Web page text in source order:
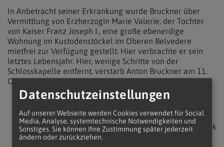
In Anbetracht seiner Erkrankung wurde Bruckner über
Vermittlung von Erzherzogin Marie Valerie, der Tochter
von Kaiser Franz Joseph I., eine große ebenerdige
Wohnung im Kustodenstöckel im Oberen Belvedere
mietfrei zur Verfügung gestellt. Hier verbrachte er sein
letztes Lebensjahr. Hier, wenige Schritte von der
Schlosskapelle entfernt, verstarb Anton Bruckner am 11.
Oktober 1896 um ca. 15:30 Uhr.
zurück
Datenschutzeinstellungen
Auf unserer Webseite werden Cookies verwendet für Social
Media, Analyse, systemtechnische Notwendigkeiten und
Sonstiges. Sie können Ihre Zustimmung später jederzeit
ändern oder zurückziehen.